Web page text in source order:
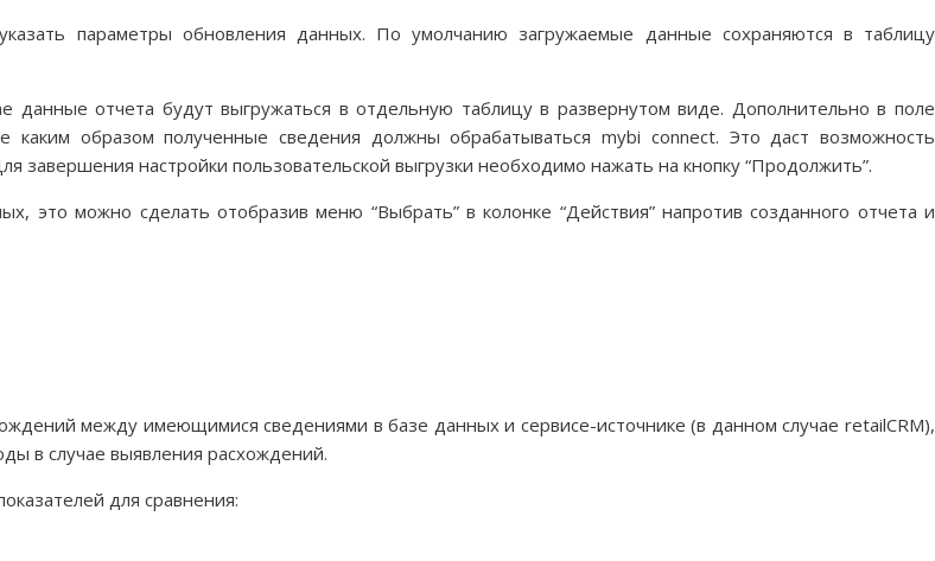
параметры обновления данных. По умолчанию загружаемые данные сохраняются в таблицу
данные отчета будут выгружаться в отдельную таблицу в развернутом виде. Дополнительно в поле
каким образом полученные сведения должны обрабатываться mybi connect. Это даст возможность
завершения настройки пользовательской выгрузки необходимо нажать на кнопку “Продолжить”.
это можно сделать отобразив меню “Выбрать” в колонке “Действия” напротив созданного отчета и
между имеющимися сведениями в базе данных и сервисе-источнике (в данном случае retailCRM),
в случае выявления расхождений.
для сравнения: